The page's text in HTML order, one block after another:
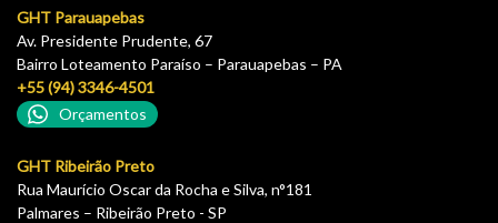
GHT Parauapebas
Av. Presidente Prudente, 67
Bairro Loteamento Paraíso – Parauapebas – PA
+55 (94) 3346-4501
Orçamentos
GHT Ribeirão Preto
Rua Maurício Oscar da Rocha e Silva, n°181
Palmares – Ribeirão Preto - SP